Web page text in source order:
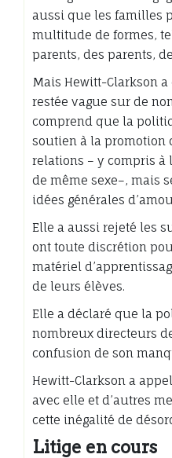
aussi que les familles
multitude de formes,
parents, des parents,
Mais Hewitt-Clarkson
restée vague sur de
comprend que la
soutien à la promotion
relations – y compris à
de même sexe–, mais
idées générales
Elle a aussi rejeté les
ont toute discrétion
matériel
de leurs élèves.
Elle a déclaré que la
nombreux directeurs
confusion de son
Hewitt-Clarkson a
avec elle et d’autres
cette inégalité de
Litige en cours